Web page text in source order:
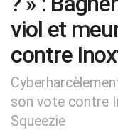
viol et
contre
son vote contre
Squeezie